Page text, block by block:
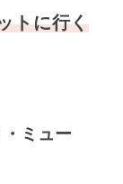
トに行く
ミュー